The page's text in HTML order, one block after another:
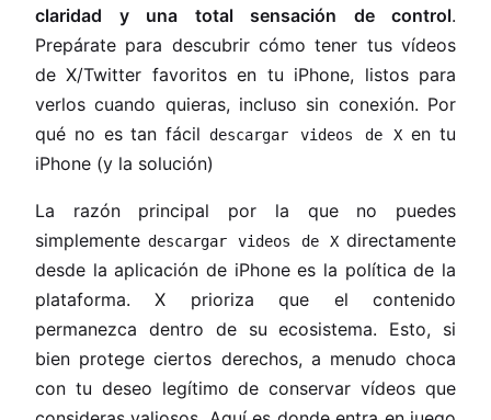
claridad y una total sensación de control.
Prepárate para descubrir cómo tener tus vídeos
de X/Twitter favoritos en tu iPhone, listos para
verlos cuando quieras, incluso sin conexión. Por
qué no es tan fácil
descargar videos de X en tu
iPhone (y la solución)
La razón principal por la que no puedes
simplemente descargar videos de X directamente
desde la aplicación de iPhone es la política de la
plataforma. X prioriza que el contenido
permanezca dentro de su ecosistema. Esto, si
bien protege ciertos derechos, a menudo choca
con tu deseo legítimo de conservar vídeos que